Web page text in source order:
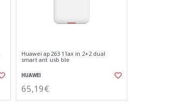
Huawei ap263 11ax in 2+2 dual
smart ant usb ble
HUAWEI
65,19€